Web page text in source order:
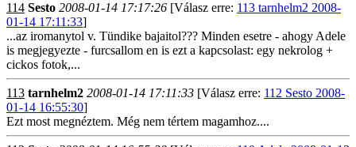
114 Sesto 2008-01-14 17:17:26 [Válasz erre: 113 tarnhelm2 2008-
01-14 17:11:33]
...az iromanytol v. Tündike bajaitol??? Minden esetre - ahogy Adele
is megjegyezte - furcsallom en is ezt a kapcsolast: egy nekrolog +
cickos fotok,...
113 tarnhelm2 2008-01-14 17:11:33 [Válasz erre: 112 Sesto 2008-
01-14 16:55:30]
Ezt most megnéztem. Még nem tértem magamhoz....